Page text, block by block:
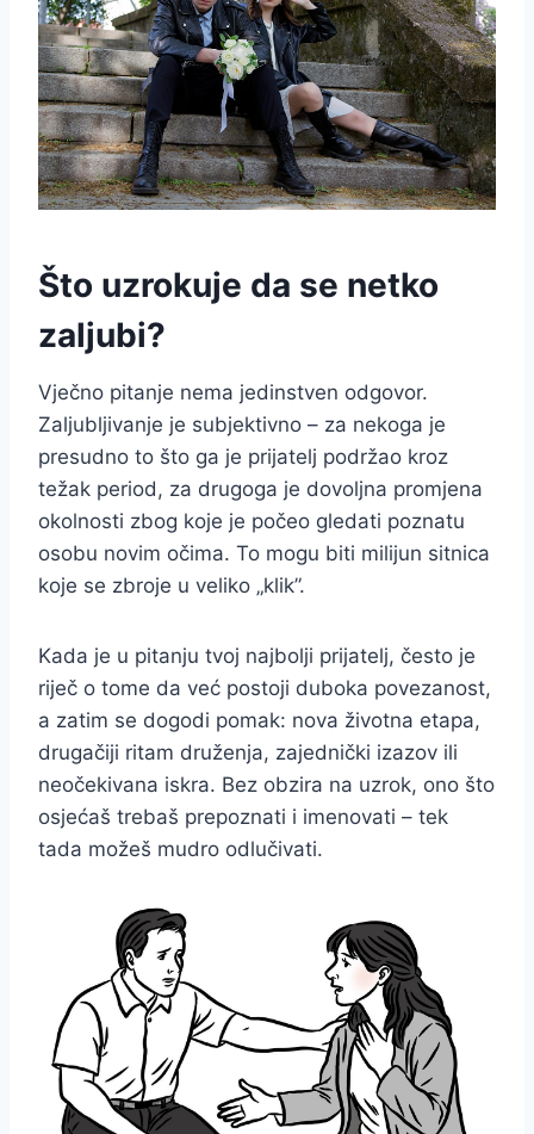
Što uzrokuje da se netko
zaljubi?
Vječno pitanje nema jedinstven odgovor.
Zaljubljivanje je subjektivno – za nekoga je
presudno to što ga je prijatelj podržao kroz
težak period, za drugoga je dovoljna promjena
okolnosti zbog koje je počeo gledati poznatu
osobu novim očima. To mogu biti milijun sitnica
koje se zbroje u veliko „klik”.
Kada je u pitanju tvoj najbolji prijatelj, često je
riječ o tome da već postoji duboka povezanost,
a zatim se dogodi pomak: nova životna etapa,
drugačiji ritam druženja, zajednički izazov ili
neočekivana iskra. Bez obzira na uzrok, ono što
osjećaš trebaš prepoznati i imenovati – tek
tada možeš mudro odlučivati.